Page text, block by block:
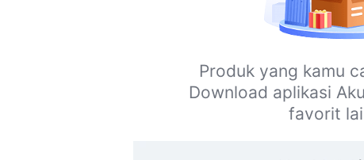
Produk yang kamu
Download aplikasi
favorit